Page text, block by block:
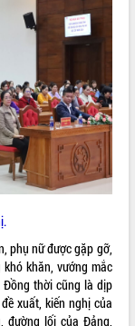
phụ nữ được gặp gỡ,
khăn, vướng mắc
Đồng thời cũng là dịp
xuất, kiến nghị của
đường lối của Đảng,